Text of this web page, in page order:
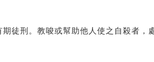
徒刑。教唆或幫助他人使之自殺者